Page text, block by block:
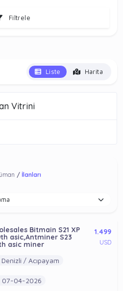
Filtrele
Liste Harita
Vitrini
İlanları
Bitmain S21 XP
asic,Antminer S23
asic miner
1.499
USD
Denizli / Acıpayam
07-04-2026